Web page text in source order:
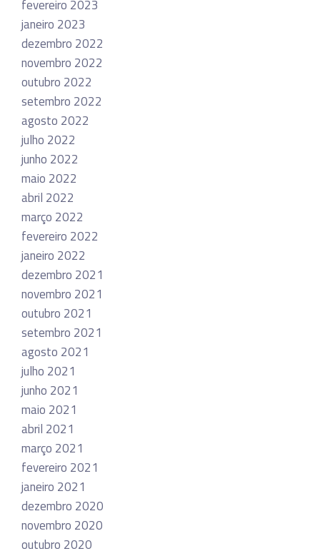
fevereiro 2023
janeiro 2023
dezembro 2022
novembro 2022
outubro 2022
setembro 2022
agosto 2022
julho 2022
junho 2022
maio 2022
abril 2022
março 2022
fevereiro 2022
janeiro 2022
dezembro 2021
novembro 2021
outubro 2021
setembro 2021
agosto 2021
julho 2021
junho 2021
maio 2021
abril 2021
março 2021
fevereiro 2021
janeiro 2021
dezembro 2020
novembro 2020
outubro 2020